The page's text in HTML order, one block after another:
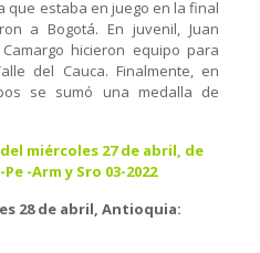
que estaba en juego en la final
a Bogotá. En juvenil, Juan
hicieron equipo para
del Cauca. Finalmente, en
se sumó una medalla de
miércoles 27 de abril, de
-Arm y Sro 03-2022
28 de abril, Antioquia: